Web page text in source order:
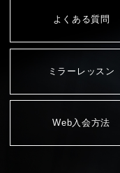
よくある質問
ミラーレッスン
Web入会方法